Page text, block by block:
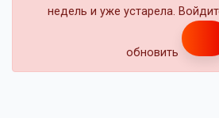
недель и уже устарела.
обновить